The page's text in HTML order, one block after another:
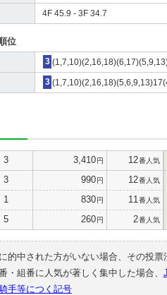
4F 45.9 - 3F 34.7
位
3
3
3 3,410円 12番人気
3 990円 12番人気
1 830円 11 番人気
5 260円 2番人気
的中された方がいない場合、その投
・組番に人気が著しく集中した場合、
手等につく記号